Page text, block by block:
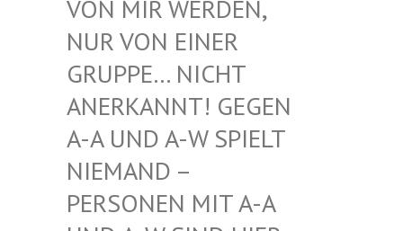
MIR WERDEN, NUR
VON EINER GRU
PPE… NICHT ANE
RKANNT! GEGEN A-A
UND A-W SPIELT NIE
MAND – PER
SONEN MIT A-A UND